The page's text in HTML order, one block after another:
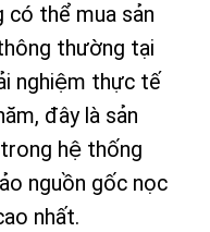
có thể mua sản
thường tại
nghiệm thực tế
đây là sản
trong hệ thống
nguồn gốc nọc
nhất.